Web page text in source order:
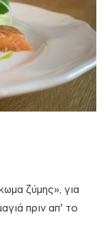
ζύμης», για
πριν απ’ το